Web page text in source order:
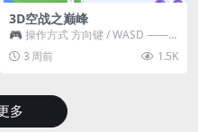
3D空战之巅峰
🎮 操作方式 方向键 / WASD ——
移动 Z / K —— 射击 / 攻击...
3 周前 1.5K
多